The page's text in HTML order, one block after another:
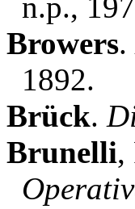
Browers.
1892.
Brück.
Brunelli,